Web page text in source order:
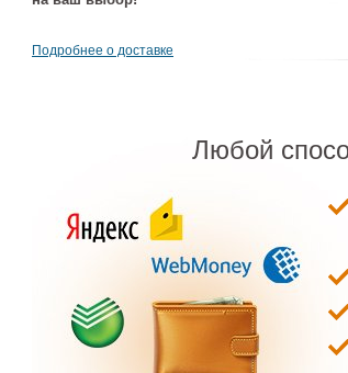
Душевой поддон
Roca Helios
(AP2014B03840181P)
(AP2014B03840150P)
Cream
39 680 ₽
Подробнее о доставке
Любой